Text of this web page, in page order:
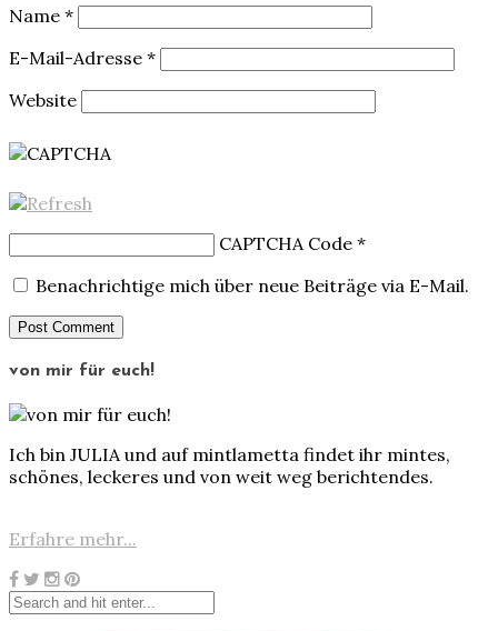
Name *
E-Mail-Adresse *
Website
CAPTCHA Code *
Benachrichtige mich über neue Beiträge via E-Mail.
von mir für euch!
Ich bin JULIA und auf mintlametta findet ihr mintes,
schönes, leckeres und von weit weg berichtendes.
Erfahre mehr...